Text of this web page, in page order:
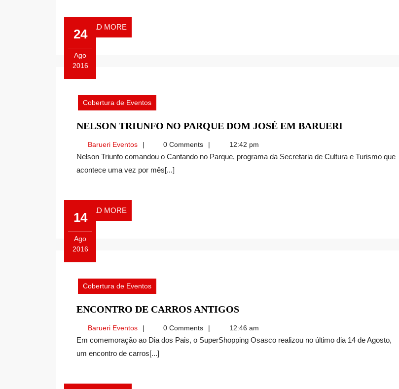
READ MORE
MORE
24
Ago
2016
2016
Cobertura de Eventos
NELSON TRIUNFO NO PARQUE DOM JOSÉ EM BARUERI
PARQUE
Barueri EventosBarueri
Eventos
0 Comments 12:42 pm
Nelson Triunfo comandou o Cantando no Parque, programa da Secretaria de Cultura e Turismo que
acontece uma vez por mês[...]
READ MORE
MORE
14
Ago
2016
2016
Cobertura de Eventos
ENCONTRO DE CARROS ANTIGOSENCONTRO
CARROS
ANTIGOS
Barueri EventosBarueri
Eventos
0 Comments 12:46 am
Em comemoração ao Dia dos Pais, o SuperShopping Osasco realizou no último dia 14 de Agosto,
um encontro de carros[...]